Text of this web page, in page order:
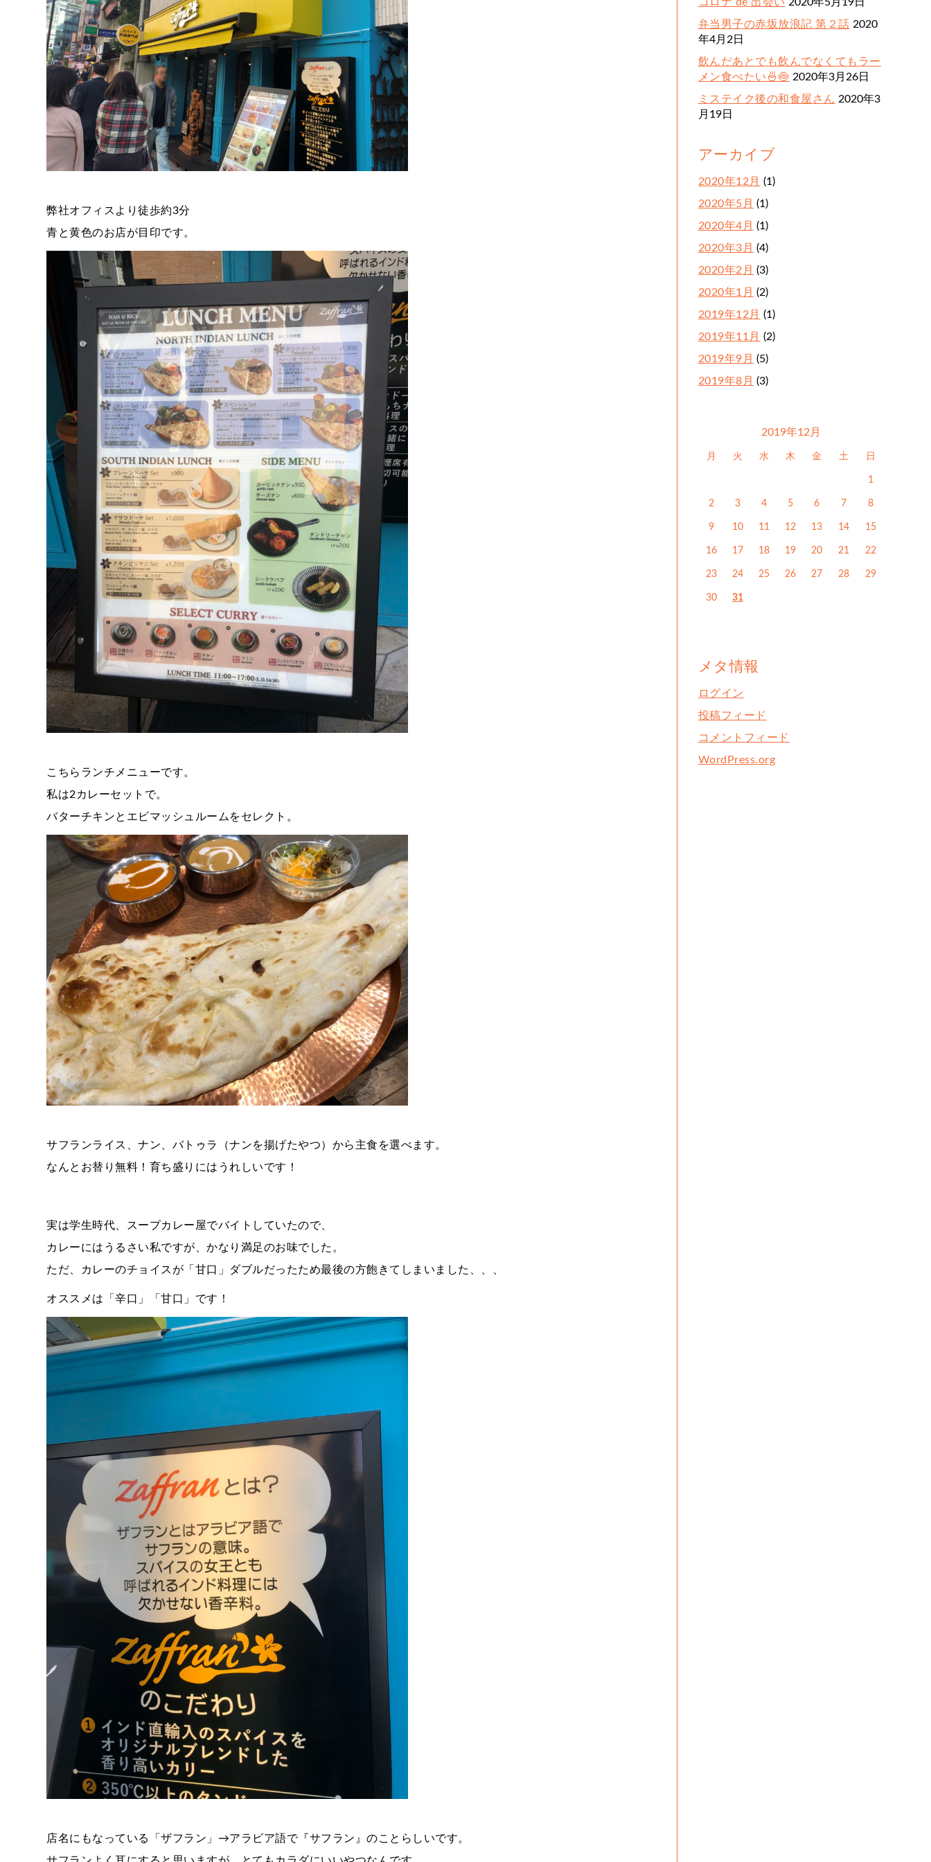
弊社オフィスより徒歩約3分
青と黄色のお店が目印です。
こちらランチメニューです。
私は2カレーセットで。
バターチキンとエビマッシュルームをセレクト。
サフランライス、ナン、バトゥラ（ナンを揚げたやつ）から主食を選べます。
なんとお替り無料！育ち盛りにはうれしいです！
実は学生時代、スープカレー屋でバイトしていたので、
カレーにはうるさい私ですが、かなり満足のお味でした。
ただ、カレーのチョイスが「甘口」ダブルだったため最後の方飽きてしまいました、、、
オススメは「辛口」「甘口」です！
店名にもなっている「ザフラン」→アラビア語で『サフラン』のことらしいです。
弁当男子の赤坂放浪記 第２話 2020
年4月2日
飲んだあとでも飲んでなくてもラー
メン食べたい🍜🍥 2020年3月26日
ミステイク後の和食屋さん 2020年3
月19日
アーカイブ
2020年12月 (1)
2020年5月 (1)
2020年4月 (1)
2020年3月 (4)
2020年2月 (3)
2020年1月 (2)
2019年12月 (1)
2019年11月 (2)
2019年9月 (5)
2019年8月 (3)
2019年12月
月 火 水 木 金 土 日
1
2 3 4 5 6 7 8
9 10 11 12 13 14 15
16 17 18 19 20 21 22
23 24 25 26 27 28 29
30 31
メタ情報
ログイン
投稿フィード
コメントフィード
WordPress.org